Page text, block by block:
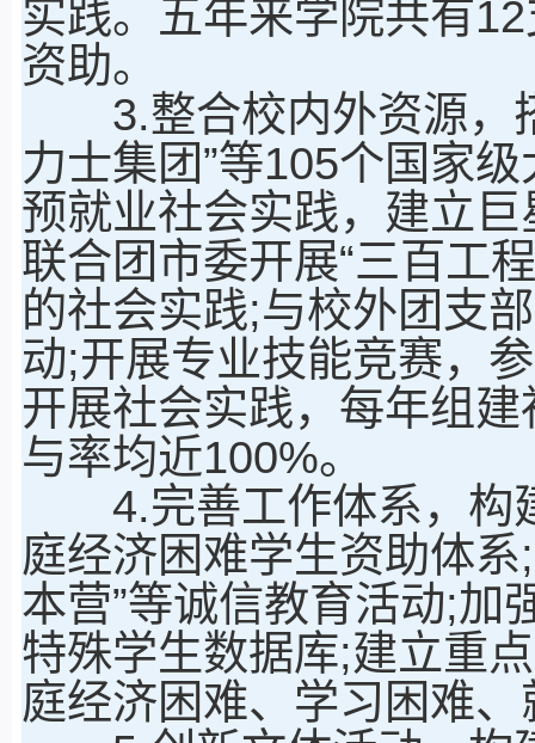
实践。五年来学院共有
资助。
3.整合校内外资源，
力士集团”等105个国家
预就业社会实践，建立
联合团市委开展“三百工
的社会实践;与校外团支
动;开展专业技能竞赛，
开展社会实践，每年组
与率均近100%。
4.完善工作体系，构建
庭经济困难学生资助体系
本营”等诚信教育活动;加
特殊学生数据库;建立重
庭经济困难、学习困难